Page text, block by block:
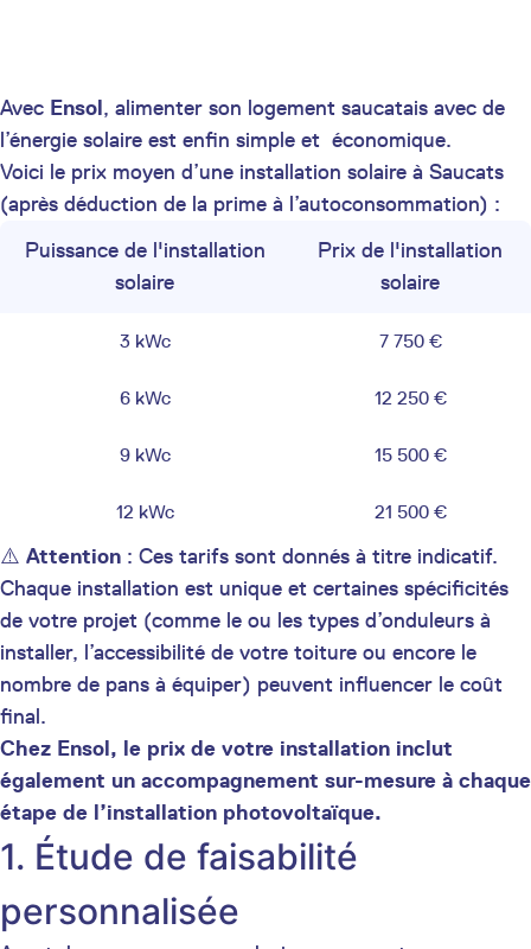
Avec Ensol, alimenter son logement saucatais avec de
l’énergie solaire est enfin simple et économique.
Voici le prix moyen d’une installation solaire à Saucats
(après déduction de la prime à l’autoconsommation) :
Puissance de l'installation
solaire
Prix de l'installation
solaire
3 kWc 7 750 €
6 kWc 12 250 €
9 kWc 15 500 €
12 kWc 21 500 €
⚠️ Attention : Ces tarifs sont donnés à titre indicatif.
Chaque installation est unique et certaines spécificités
de votre projet (comme le ou les types d’onduleurs à
installer, l’accessibilité de votre toiture ou encore le
nombre de pans à équiper) peuvent influencer le coût
final.
Chez Ensol, le prix de votre installation inclut
également un accompagnement sur-mesure à chaque
étape de l’installation photovoltaïque.
1. Étude de faisabilité
personnalisée